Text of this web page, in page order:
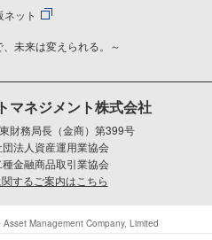
ネット
未来は変えられる。～
マネジメント株式会社
財務局長（金商）第399号
法人資産運用業協会
金融商品取引業協会
するご案内はこちら
Management Company, Limited